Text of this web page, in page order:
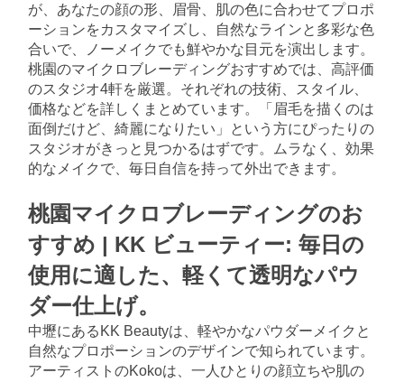
が、あなたの顔の形、眉骨、肌の色に合わせてプロポ
ーションをカスタマイズし、自然なラインと多彩な色
合いで、ノーメイクでも鮮やかな目元を演出します。
桃園のマイクロブレーディングおすすめでは、高評価
のスタジオ4軒を厳選。それぞれの技術、スタイル、
価格などを詳しくまとめています。「眉毛を描くのは
面倒だけど、綺麗になりたい」という方にぴったりの
スタジオがきっと見つかるはずです。ムラなく、効果
的なメイクで、毎日自信を持って外出できます。
桃園マイクロブレーディングのお
すすめ | KK ビューティー: 毎日の
使用に適した、軽くて透明なパウ
ダー仕上げ。
中壢にあるKK Beautyは、軽やかなパウダーメイクと
自然なプロポーションのデザインで知られています。
アーティストのKokoは、一人ひとりの顔立ちや肌の